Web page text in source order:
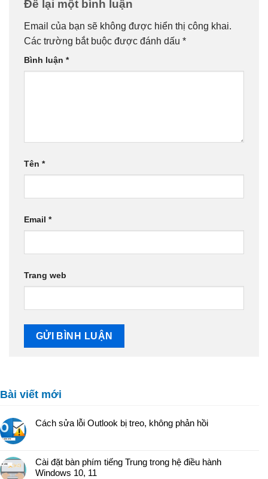
Để lại một bình luận
Email của bạn sẽ không được hiển thị công khai.
Các trường bắt buộc được đánh dấu *
Bình luận *
Tên *
Email *
Trang web
Bài viết mới
Cách sửa lỗi Outlook bị treo, không phản hồi
Cài đặt bàn phím tiếng Trung trong hệ điều hành
Windows 10, 11